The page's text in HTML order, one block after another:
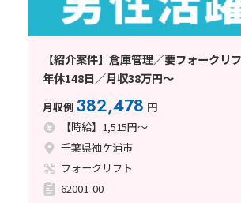
【紹介案件】倉庫管理／要フォークリ
年休148日／月収38万円～
月収例 382,478 円
【時給】1,515円～
千葉県袖ケ浦市
フォークリフト
62001-00